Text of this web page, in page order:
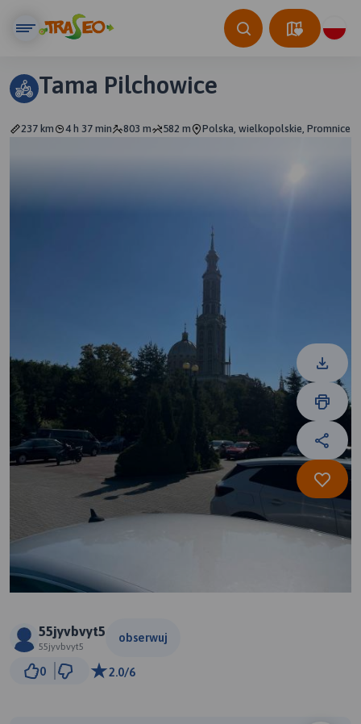
Tama Pilchowice
237 km 4 h 37 min 803 m 582 m Polska, wielkopolskie, Promnice
55jyvbvyt5
55jyvbvyt5
obserwuj
0 2.0/6